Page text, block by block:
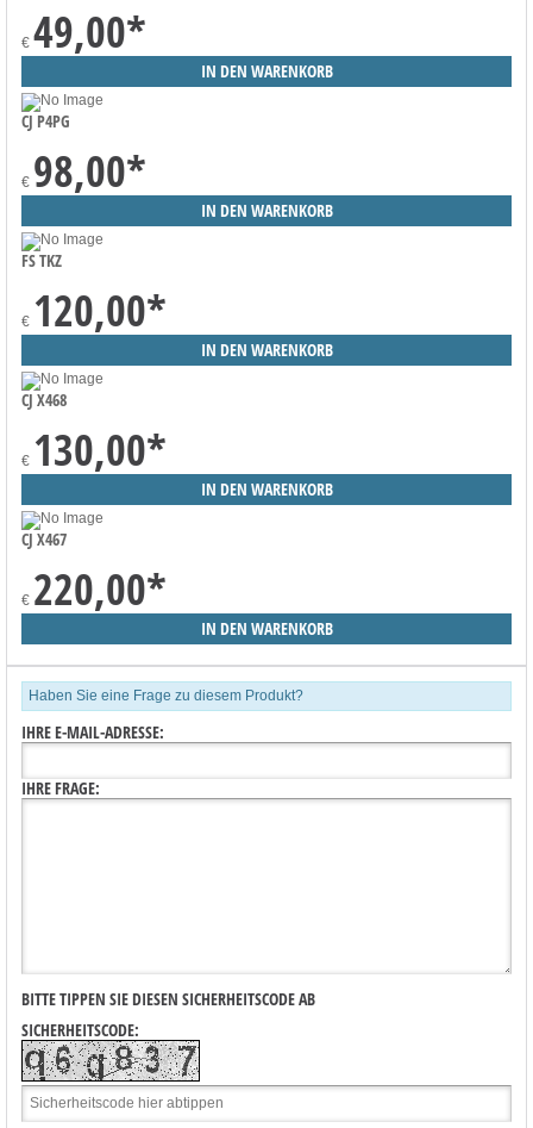
€ 49,00*
CJ P4PG
€ 98,00*
FS TKZ
€ 120,00*
CJ X468
€ 130,00*
CJ X467
€ 220,00*
Haben Sie eine Frage zu diesem Produkt?
IHRE E-MAIL-ADRESSE:
IHRE FRAGE:
BITTE TIPPEN SIE DIESEN SICHERHEITSCODE AB
SICHERHEITSCODE: